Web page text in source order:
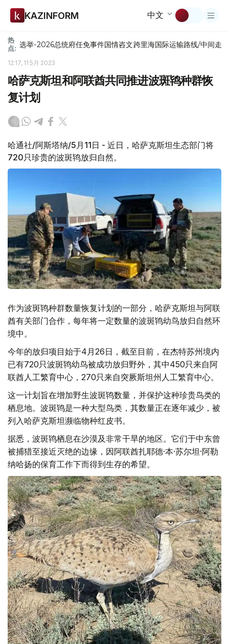
KAZINFORM 中文
热
点: 选举-2026总统府任免事件国情咨文跨里海国际运输路线/中间走廊
12:17, 11 5月 2023
哈萨克斯坦和阿联酋共同推进波斑鸨种群恢
复计划
哈通社/阿斯塔纳/5月11日 - 近日，哈萨克斯坦生态部门将
720只珍贵的波斑鸨放归自然。
作为波斑鸨种群数量恢复计划的一部分，哈萨克斯坦与阿联
酋有关部门合作，每年将一定数量的波斑鸨幼鸟放归自然环
境中。
今年的放归项目始于4月26日，截至目前，在杰特苏州境内
已有720只波斑鸨幼鸟被成功放归野外，其中450只来自阿
联酋人工繁育中心，270只来自突厥斯坦州人工繁育中心。
这一计划旨在增加野生波斑鸨数量，并保护这种珍贵鸟类的
栖息地。波斑鸨是一种大型鸟类，其数量正在逐年减少，被
列入哈萨克斯坦濒临物种红皮书。
据悉，波斑鸨栖息在沙漠及非常干旱的地区。它们于中东曾
被捕猎至接近灭绝的边缘，因阿联酋扎耶德·本·苏尔坦·阿勒
纳哈扬的保育工作下而得到生存的希望。